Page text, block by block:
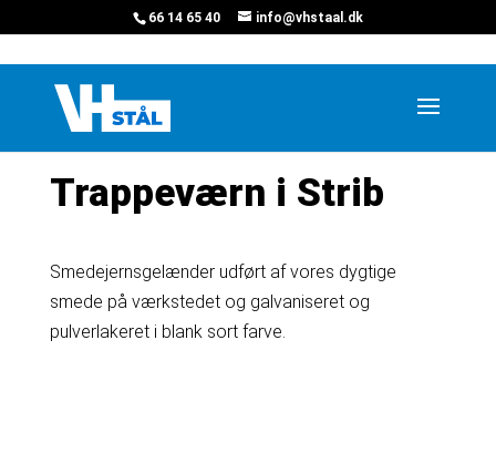
66 14 65 40 info@vhstaal.dk
Hjem» Projekter»Trappeværn i Strib
Trappeværn i Strib
Smedejernsgelænder udført af vores dygtige
smede på værkstedet og galvaniseret og
pulverlakeret i blank sort farve.